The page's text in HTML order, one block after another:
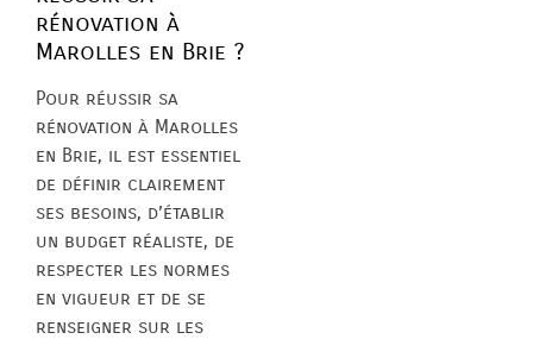
rénovation à
Marolles en Brie ?
Pour réussir sa
rénovation à Marolles
en Brie, il est essentiel
de définir clairement
ses besoins, d’établir
un budget réaliste, de
respecter les normes
en vigueur et de se
renseigner sur les